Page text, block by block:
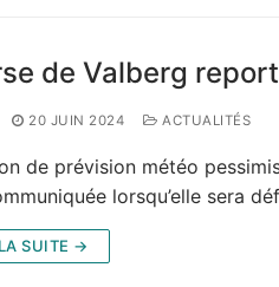
de Valberg
20 JUIN 2024 ACTUALITÉS
de prévision météo
lorsqu’elle sera
SUITE →